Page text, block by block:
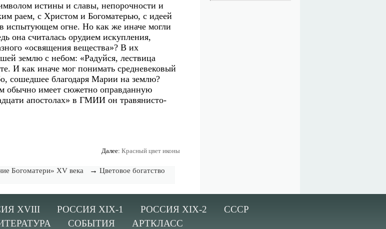
истины и славы, непорочности и
раем, с Христом и Богоматерью, с идеей
испытующем огне. Но как же иначе могли
она считалась орудием искупления,
«освящения вещества»? В их
землю с небом: «Радуйся, лествица
И как иначе мог понимать средневековый
сошедшее благодаря Марии на землю?
обычно имеет сюжетно оправданную
апостолах» в ГМИИ он травянисто-
Далее: Красный цвет иконы
Богоматери» XV века → Цветовое богатство
XVIII РОССИЯ XIX-1 РОССИЯ XIX-2
СССР
СОБЫТИЯ АРТКЛАСС